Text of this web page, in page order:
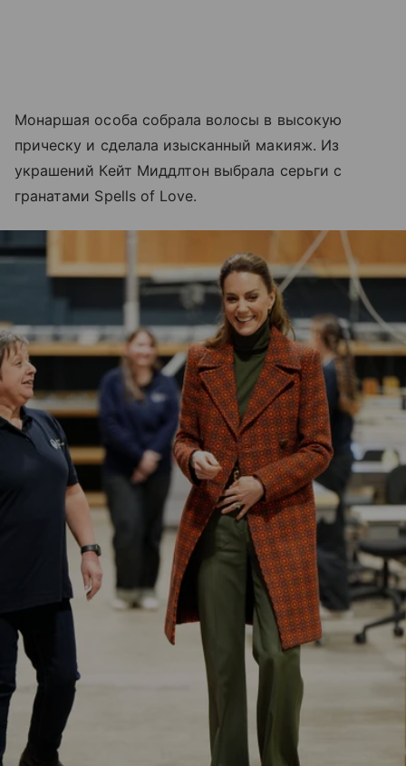
Монаршая особа собрала волосы в высокую
прическу и сделала изысканный макияж. Из
украшений Кейт Миддлтон выбрала серьги с
гранатами Spells of Love.